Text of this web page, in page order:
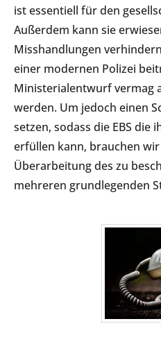
ist essentiell für den
Außerdem kann sie
Misshandlungen
einer modernen Polizei
Ministerialentwurf vermag
werden. Um jedoch einen
setzen, sodass die EBS die
erfüllen kann, brauchen
Überarbeitung des zu
mehreren grundlegenden